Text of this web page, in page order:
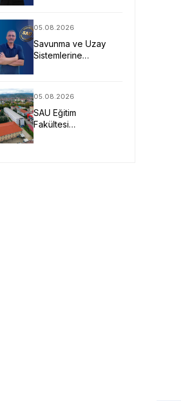
05.08.2026
Savunma ve Uzay
Sistemlerine
05.08.2026
SAU Eğitim
Fakültesi